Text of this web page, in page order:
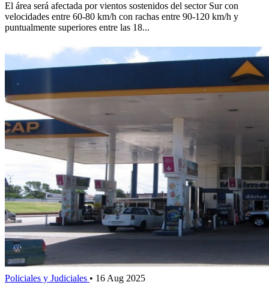
El área será afectada por vientos sostenidos del sector Sur con
velocidades entre 60-80 km/h con rachas entre 90-120 km/h y
puntualmente superiores entre las 18...
Policiales y Judiciales • 16 Aug 2025